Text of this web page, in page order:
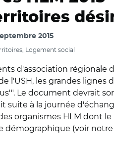
2015
Logement social
d'association régionale
l'USH, les grandes
Le document devrait
suite à la journée
organismes HLM dont
démographique (voir